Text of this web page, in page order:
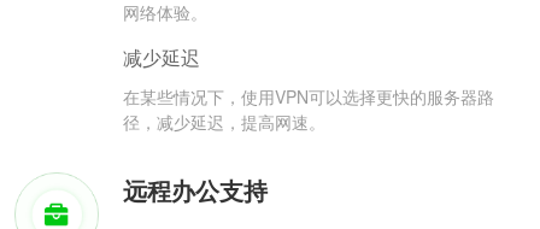
网络体验。
减少延迟
在某些情况下，使用VPN可以选择更快的服务器路
径，减少延迟，提高网速。
远程办公支持